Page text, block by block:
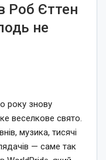
Роб Єттен
не
року знову
веселкове свято.
музика, тисячі
— саме так